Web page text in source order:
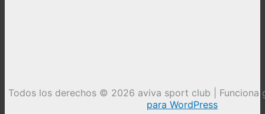
Todos los derechos © 2026 aviva sport club | Funciona
para WordPress